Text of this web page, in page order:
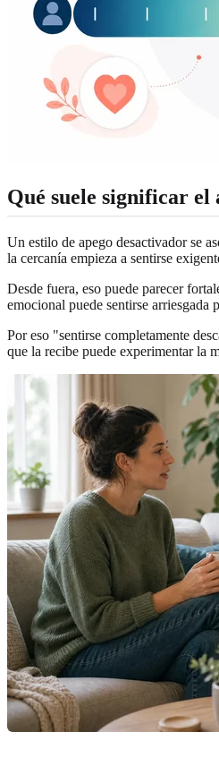
Qué suele significar el
Un estilo de apego desactivador se
la cercanía empieza a sentirse
Desde fuera, eso puede parecer
emocional puede sentirse arriesgada
Por eso "sentirse completamente
que la recibe puede experimentar la